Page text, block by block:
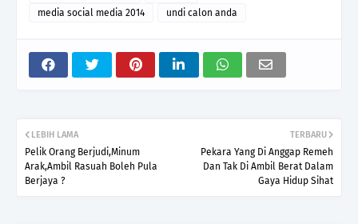
media social media 2014 undi calon anda
TERBARU
Pekara Yang Di Anggap Remeh
Dan Tak Di Ambil Berat Dalam
Gaya Hidup Sihat
LEBIH LAMA
Pelik Orang Berjudi,Minum
Arak,Ambil Rasuah Boleh Pula
Berjaya ?